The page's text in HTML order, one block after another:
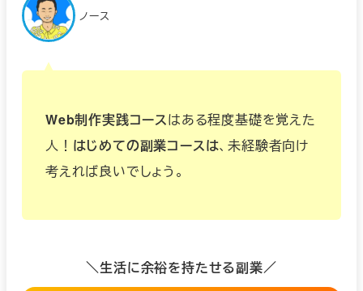
ノース
Web制作実践コースはある程度基礎を覚えた
人！ はじめての副業コースは、未経験者向け
考えれば良いでしょう。
＼生活に余裕を持たせる副業／